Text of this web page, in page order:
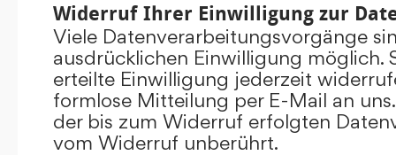
Widerruf Ihrer Einwilligung zur
Viele Datenverarbeitungsvorgänge
ausdrücklichen Einwilligung möglich.
erteilte Einwilligung jederzeit
formlose Mitteilung per E-Mail an
der bis zum Widerruf erfolgten
vom Widerruf unberührt.